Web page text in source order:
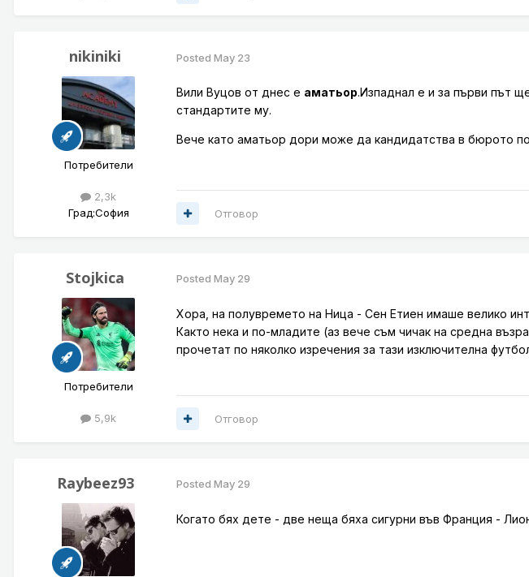
nikiniki
Потребители
2,3k
Град:София
Posted May 23
Вили Вуцов от днес е аматьор.Изпаднал е и за първи път
стандартите му.
Вече като аматьор дори може да кандидатства в бюрото
Отговор
Stojkica
Потребители
5,9k
Posted May 29
Хора, на полувремето на Ница - Сен Етиен имаше велико
Както нека и по-младите (аз вече съм чичак на средна
прочетат по няколко изречения за тази изключителна
Отговор
Raybeez93 Posted May 29
Когато бях дете - две неща бяха сигурни във Франция -